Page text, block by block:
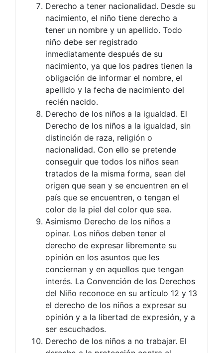
Derecho a tener nacionalidad. Desde su
nacimiento, el niño tiene derecho a
tener un nombre y un apellido. Todo
niño debe ser registrado
inmediatamente después de su
nacimiento, ya que los padres tienen la
obligación de informar el nombre, el
apellido y la fecha de nacimiento del
recién nacido.
Derecho de los niños a la igualdad. El
Derecho de los niños a la igualdad, sin
distinción de raza, religión o
nacionalidad. Con ello se pretende
conseguir que todos los niños sean
tratados de la misma forma, sean del
origen que sean y se encuentren en el
país que se encuentren, o tengan el
color de la piel del color que sea.
Asimismo Derecho de los niños a
opinar. Los niños deben tener el
derecho de expresar libremente su
opinión en los asuntos que les
conciernan y en aquellos que tengan
interés. La Convención de los Derechos
del Niño reconoce en su artículo 12 y 13
el derecho de los niños a expresar su
opinión y a la libertad de expresión, y a
ser escuchados.
Derecho de los niños a no trabajar. El